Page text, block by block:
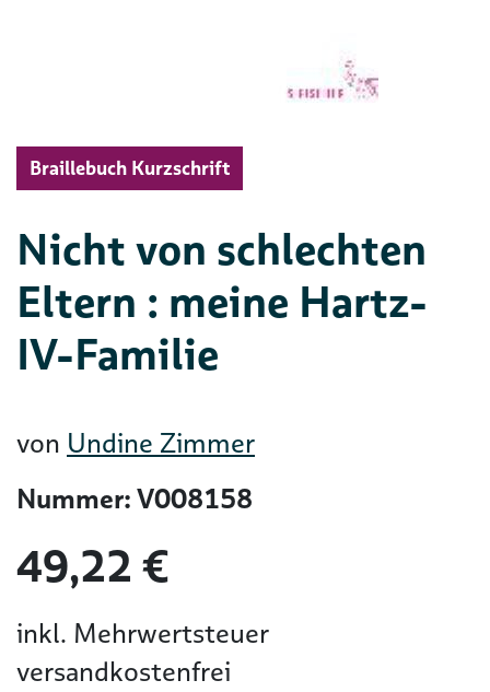
Braillebuch Kurzschrift
Nicht von schlechten
Eltern : meine Hartz-
IV-Familie
von Undine Zimmer
Nummer: V008158
49,22 €
inkl. Mehrwertsteuer
versandkostenfrei